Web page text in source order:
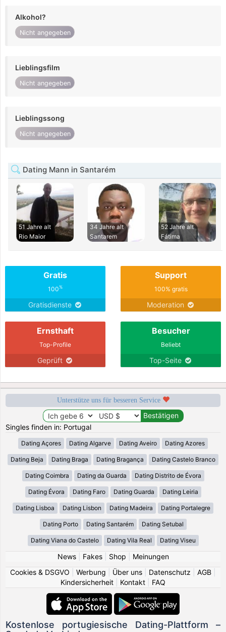
Alkohol?
Nicht angegeben
Lieblingsfilm
Nicht angegeben
Lieblingssong
Nicht angegeben
Dating Mann in Santarém
51 Jahre alt
Rio Maior
34 Jahre alt
Santarem
52 Jahre alt
Fátima
Gratis
100%
Gratisdienste
Support
100% gratis
Moderation
Ernsthaft
Top-Profile
Geprüft
Besucher
Beliebt
Top-Seite
Unterstütze uns für besseren Service
Singles finden in: Portugal
Dating Açores Dating Algarve Dating Aveiro Dating Azores
Dating Beja Dating Braga Dating Bragança Dating Castelo Branco
Dating Coimbra Dating da Guarda Dating Distrito de Évora
Dating Évora Dating Faro Dating Guarda Dating Leiria
Dating Lisboa Dating Lisbon Dating Madeira Dating Portalegre
Dating Porto Dating Santarém Dating Setubal
Dating Viana do Castelo Dating Vila Real Dating Viseu
News| Fakes| Shop
Meinungen
Cookies & DSGVO
Werbung Über uns Datenschutz AGB
Kindersicherheit
Kontakt FAQ
Kostenlose portugiesische Dating-Plattform –